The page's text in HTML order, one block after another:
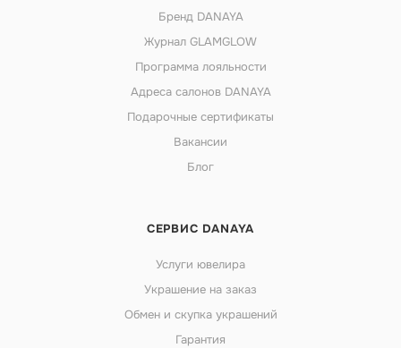
Бренд DANAYA
Журнал GLAMGLOW
Программа лояльности
Адреса салонов DANAYA
Подарочные сертификаты
Вакансии
Блог
СЕРВИС DANAYA
Услуги ювелира
Украшение на заказ
Обмен и скупка украшений
Гарантия